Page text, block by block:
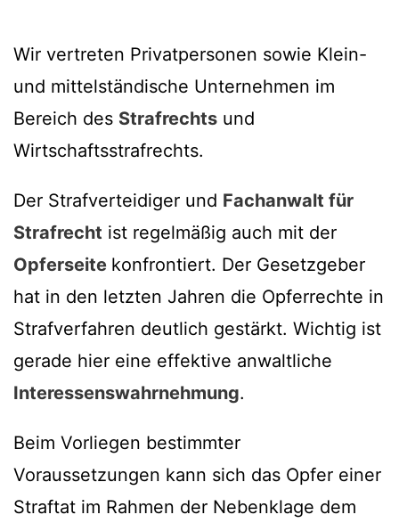
Wir vertreten Privatpersonen sowie Klein-
und mittelständische Unternehmen im
Bereich des Strafrechts und
Wirtschaftsstrafrechts.
Der Strafverteidiger und Fachanwalt für
Strafrecht ist regelmäßig auch mit der
Opferseite konfrontiert. Der Gesetzgeber
hat in den letzten Jahren die Opferrechte in
Strafverfahren deutlich gestärkt. Wichtig ist
gerade hier eine effektive anwaltliche
Interessenswahrnehmung.
Beim Vorliegen bestimmter
Voraussetzungen kann sich das Opfer einer
Straftat im Rahmen der Nebenklage dem